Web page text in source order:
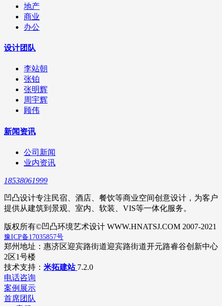
地产
商业
办公
设计团队
李站朝
张铂
张明辉
周宇辉
顾伟
新闻资讯
公司新闻
业内资讯
18538061999
凹凸设计专注民宿、酒店、餐饮等商业空间创意设计，为客户
提供从建筑到景观、室内、软装、VIS等一体化服务。
版权所有©凹凸环境艺术设计 WWW.HNATSJ.COM 2007-2021
豫ICP备17035857号
郑州地址：惠济区迎宾路街道迎宾路街道开元路睿谷创新中心
2区1号楼
技术支持： 米拓建站 7.2.0
电话咨询
案例展示
首席团队